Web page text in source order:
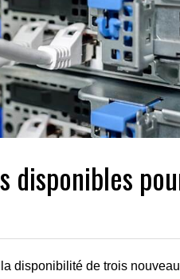
disponibles
disponibilité de trois